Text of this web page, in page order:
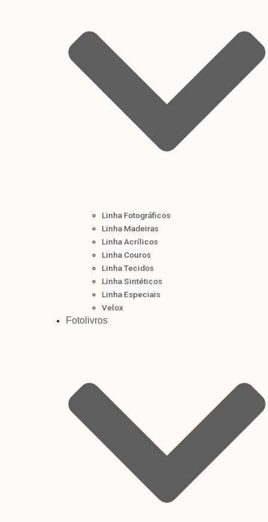
Linha Fotográficos
Linha Madeiras
Linha Acrílicos
Linha Couros
Linha Tecidos
Linha Sintéticos
Linha Especiais
Velox
Fotolivros